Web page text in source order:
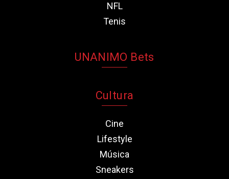
NFL
Tenis
UNANIMO Bets
Cultura
Cine
Lifestyle
Música
Sneakers